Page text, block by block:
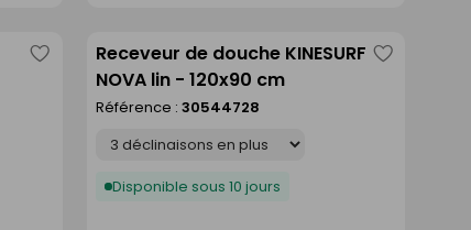
Enregistrer
comme
Receveur de douche KINESURF
NOVA lin - 120x90 cm
Référence : 30544728
Disponible sous 10 jours